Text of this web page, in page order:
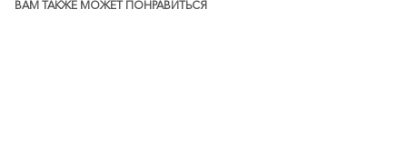
ВАМ ТАКЖЕ МОЖЕТ ПОНРАВИТЬСЯ